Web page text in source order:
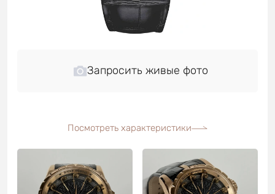
Запросить живые фото
Посмотреть характеристики